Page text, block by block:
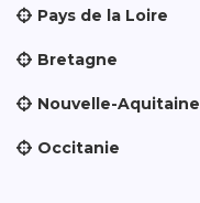
Pays de la Loire
Bretagne
Nouvelle-Aquitaine
Occitanie